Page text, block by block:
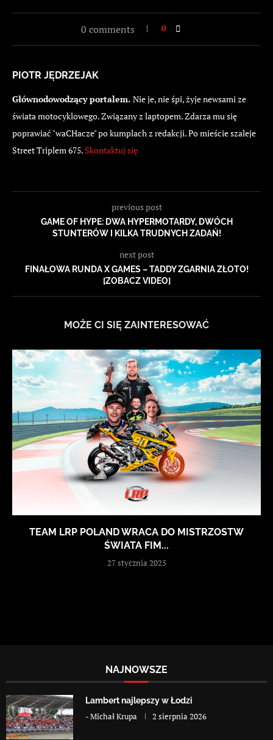
0 comments 0
PIOTR JĘDRZEJAK
Głównodowodzący portalem. Nie je, nie śpi, żyje newsami ze
świata motocyklowego. Związany z laptopem. Zdarza mu się
poprawiać "waCHacze" po kumplach z redakcji. Po mieście szaleje
Street Triplem 675. Skontaktuj się
previous post
GAME OF HYPE: DWA HYPERMOTARDY, DWÓCH
STUNTERÓW I KILKA TRUDNYCH ZADAŃ!
next post
FINAŁOWA RUNDA X GAMES – TADDY ZGARNIA ZŁOTO!
[ZOBACZ VIDEO]
MOŻE CI SIĘ ZAINTERESOWAĆ
TEAM LRP POLAND WRACA DO MISTRZOSTW
ŚWIATA FIM...
27 stycznia 2025
NAJNOWSZE
Lambert najlepszy w Łodzi
-Michał Krupa 2 sierpnia 2026